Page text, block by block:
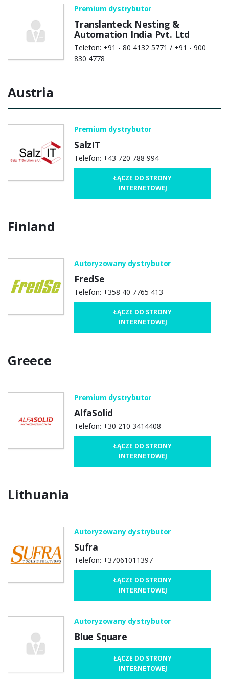
Premium dystrybutor
Translanteck Nesting &
Automation India Pvt. Ltd
Telefon: +91 - 80 4132 5771 / +91 - 900
830 4778
Austria
Premium dystrybutor
SalzIT
Telefon: +43 720 788 994
ŁĄCZE DO STRONY
INTERNETOWEJ
Finland
Autoryzowany dystrybutor
FredSe
Telefon: +358 40 7765 413
ŁĄCZE DO STRONY
INTERNETOWEJ
Greece
Premium dystrybutor
AlfaSolid
Telefon: +30 210 3414408
ŁĄCZE DO STRONY
INTERNETOWEJ
Lithuania
Autoryzowany dystrybutor
Sufra
Telefon: +37061011397
ŁĄCZE DO STRONY
INTERNETOWEJ
Autoryzowany dystrybutor
Blue Square
ŁĄCZE DO STRONY
INTERNETOWEJ